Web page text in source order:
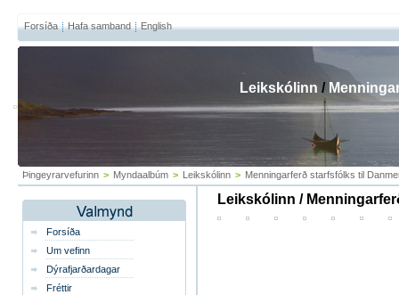
Forsíða Hafa samband English
Þingeyrarvefurinn > Myndaalbúm > Leikskólinn > Menningarferð starfsfólks til
Forsíða
Um vefinn
Dýrafjarðardagar
Fréttir
Leikskólinn /
Leikskólinn /